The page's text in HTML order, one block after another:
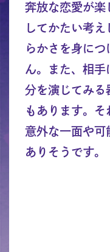
奔放な恋愛が楽
してかたい考
らかさを身に
ん。また、相手
分を演じてみる
もあります。
意外な一面や可
ありそうです。